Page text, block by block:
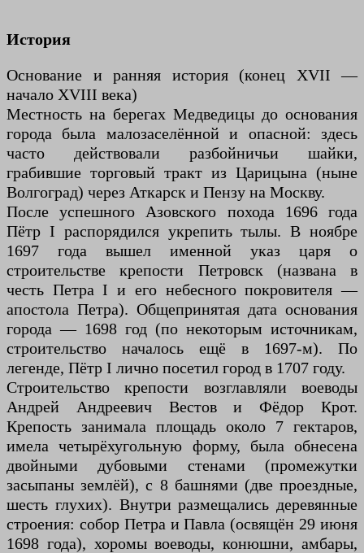
История
Основание и ранняя история (конец XVII —
начало XVIII века)
Местность на берегах Медведицы до основания
города была малозаселённой и опасной: здесь
часто действовали разбойничьи шайки,
грабившие торговый тракт из Царицына (ныне
Волгоград) через Аткарск и Пензу на Москву.
После успешного Азовского похода 1696 года
Пётр I распорядился укрепить тылы. В ноябре
1697 года вышел именной указ царя о
строительстве крепости Петровск (названа в
честь Петра I и его небесного покровителя —
апостола Петра). Общепринятая дата основания
города — 1698 год (по некоторым источникам,
строительство началось ещё в 1697-м). По
легенде, Пётр I лично посетил город в 1707 году.
Строительство крепости возглавляли воеводы
Андрей Андреевич Вестов и Фёдор Крот.
Крепость занимала площадь около 7 гектаров,
имела четырёхугольную форму, была обнесена
двойными дубовыми стенами (промежутки
засыпаны землёй), с 8 башнями (две проездные,
шесть глухих). Внутри размещались деревянные
строения: собор Петра и Павла (освящён 29 июня
1698 года), хоромы воеводы, конюшни, амбары,